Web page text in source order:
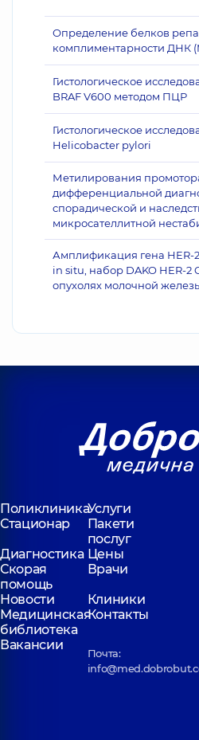
Определение белков
комплиментарности ДНК
Гистологическое
BRAF V600 методом ПЦР
Гистологическое
Helicobacter pylori
Метилирования
дифференциальной
спорадической и
микросателлитной
Амплификация гена HER-
in situ, набор DAKO HER-2
опухолях молочной
ПоликлиникаУслуги
Стационар
Пакети
послуг
Диагностика Цены
Скорая
помощь
Врачи
Новости
Клиники
Медицинская
библиотека
Контакты
Вакансии
Почта: